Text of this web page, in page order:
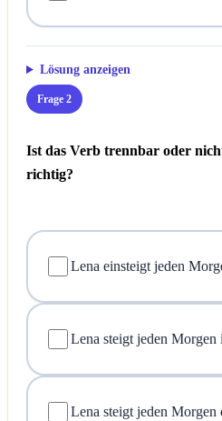
Lösung anzeigen
Frage 2
Ist das Verb trennbar oder
richtig?
Lena einsteigt jeden
Lena steigt jeden Morgen
Lena steigt jeden Morgen